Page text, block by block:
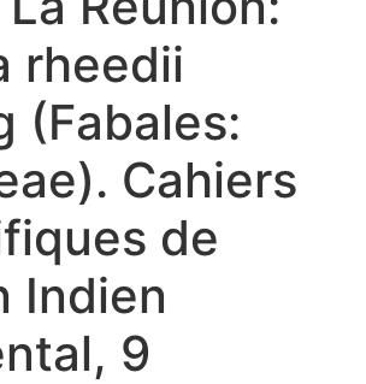
rheedii
(Fabales:
Cahiers
de
Indien
9